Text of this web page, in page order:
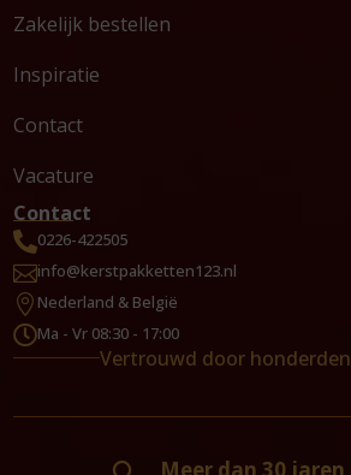
Zakelijk bestellen
Inspiratie
Contact
Vacature
Contact
0226-422505
info@kerstpakketten123.nl
 Nederland & België
Ma - Vr 08:30 - 17:00
Vertrouwd door
Meer dan 30